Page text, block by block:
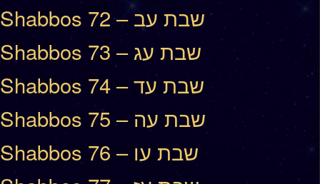
Shabbos 72 – שבת עב
Shabbos 73 – שבת עג
Shabbos 74 – שבת עד
Shabbos 75 – שבת עה
Shabbos 76 – שבת עו